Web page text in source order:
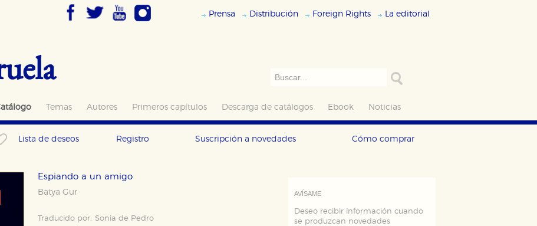
Prensa Distribución Foreign Rights La editorial
Temas Autores Primeros capítulos Descarga de catálogos Ebook Noticias
Lista de deseos Registro Suscripción a novedades Cómo comprar
Espiando a un amigo
Batya Gur
Traducido por: Sonia de Pedro
AVÍSAME
Deseo recibir información cuando
se produzcan novedades